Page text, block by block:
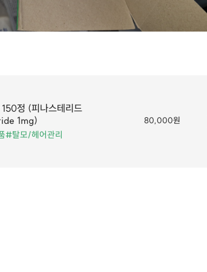
150정 (피나스테리드
1mg)
#탈모/헤어관리
80,000원